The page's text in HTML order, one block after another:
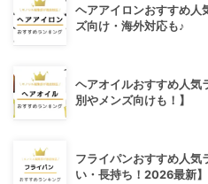
ヘアアイロンおすすめ人
ズ向け・海外対応も♪
ヘアオイルおすすめ人気
別やメンズ向けも！】
フライパンおすすめ人気
い・長持ち！2026最新】